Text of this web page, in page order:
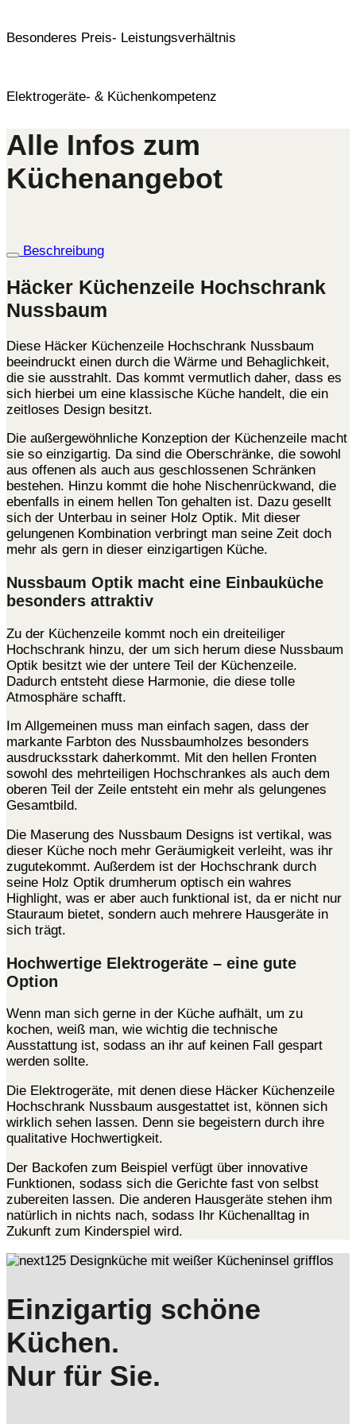
Besonderes Preis- Leistungsverhältnis
Elektrogeräte- & Küchenkompetenz
Alle Infos zum
Küchenangebot
Beschreibung
Häcker Küchenzeile Hochschrank
Nussbaum
Diese Häcker Küchenzeile Hochschrank Nussbaum
beeindruckt einen durch die Wärme und Behaglichkeit,
die sie ausstrahlt. Das kommt vermutlich daher, dass es
sich hierbei um eine klassische Küche handelt, die ein
zeitloses Design besitzt.
Die außergewöhnliche Konzeption der Küchenzeile macht
sie so einzigartig. Da sind die Oberschränke, die sowohl
aus offenen als auch aus geschlossenen Schränken
bestehen. Hinzu kommt die hohe Nischenrückwand, die
ebenfalls in einem hellen Ton gehalten ist. Dazu gesellt
sich der Unterbau in seiner Holz Optik. Mit dieser
gelungenen Kombination verbringt man seine Zeit doch
mehr als gern in dieser einzigartigen Küche.
Nussbaum Optik macht eine Einbauküche
besonders attraktiv
Zu der Küchenzeile kommt noch ein dreiteiliger
Hochschrank hinzu, der um sich herum diese Nussbaum
Optik besitzt wie der untere Teil der Küchenzeile.
Dadurch entsteht diese Harmonie, die diese tolle
Atmosphäre schafft.
Im Allgemeinen muss man einfach sagen, dass der
markante Farbton des Nussbaumholzes besonders
ausdrucksstark daherkommt. Mit den hellen Fronten
sowohl des mehrteiligen Hochschrankes als auch dem
oberen Teil der Zeile entsteht ein mehr als gelungenes
Gesamtbild.
Die Maserung des Nussbaum Designs ist vertikal, was
dieser Küche noch mehr Geräumigkeit verleiht, was ihr
zugutekommt. Außerdem ist der Hochschrank durch
seine Holz Optik drumherum optisch ein wahres
Highlight, was er aber auch funktional ist, da er nicht nur
Stauraum bietet, sondern auch mehrere Hausgeräte in
sich trägt.
Hochwertige Elektrogeräte – eine gute
Option
Wenn man sich gerne in der Küche aufhält, um zu
kochen, weiß man, wie wichtig die technische
Ausstattung ist, sodass an ihr auf keinen Fall gespart
werden sollte.
Die Elektrogeräte, mit denen diese Häcker Küchenzeile
Hochschrank Nussbaum ausgestattet ist, können sich
wirklich sehen lassen. Denn sie begeistern durch ihre
qualitative Hochwertigkeit.
Der Backofen zum Beispiel verfügt über innovative
Funktionen, sodass sich die Gerichte fast von selbst
zubereiten lassen. Die anderen Hausgeräte stehen ihm
natürlich in nichts nach, sodass Ihr Küchenalltag in
Zukunft zum Kinderspiel wird.
Einzigartig schöne
Küchen.
Nur für Sie.